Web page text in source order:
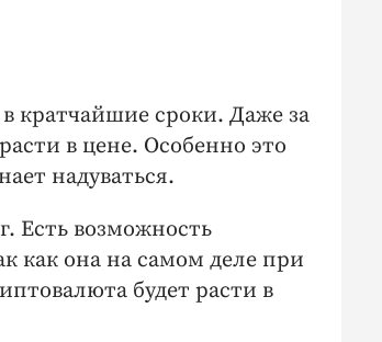
кратчайшие сроки. Даже за
в цене. Особенно это
надуваться.
Есть возможность
как она на самом деле при
будет расти в